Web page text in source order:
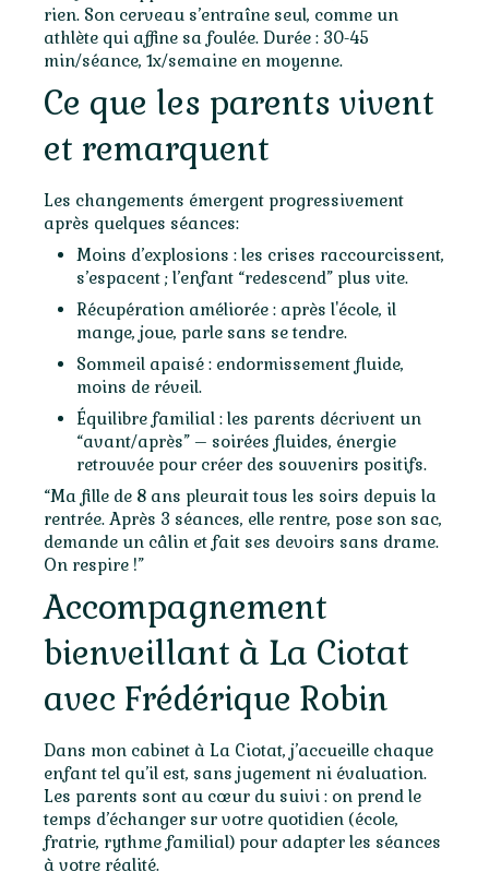
rien. Son cerveau s’entraîne seul, comme un
athlète qui affine sa foulée. Durée : 30-45
min/séance, 1x/semaine en moyenne.
Ce que les parents vivent
et remarquent
Les changements émergent progressivement
après quelques séances:
Moins d’explosions : les crises raccourcissent,
s’espacent ; l’enfant “redescend” plus vite.
Récupération améliorée : après l'école, il
mange, joue, parle sans se tendre.
Sommeil apaisé : endormissement fluide,
moins de réveil.
Équilibre familial : les parents décrivent un
“avant/après” – soirées fluides, énergie
retrouvée pour créer des souvenirs positifs.
“Ma fille de 8 ans pleurait tous les soirs depuis la
rentrée. Après 3 séances, elle rentre, pose son sac,
demande un câlin et fait ses devoirs sans drame.
On respire !”
Accompagnement
bienveillant à La Ciotat
avec Frédérique Robin
Dans mon cabinet à La Ciotat, j’accueille chaque
enfant tel qu’il est, sans jugement ni évaluation.
Les parents sont au cœur du suivi : on prend le
temps d’échanger sur votre quotidien (école,
fratrie, rythme familial) pour adapter les séances
à votre réalité.